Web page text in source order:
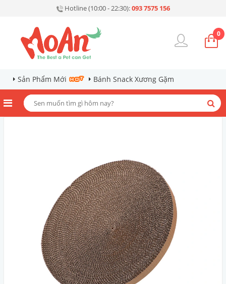
Hotline (10:00 - 22:30):093 7575 156
0
Sản Phẩm Mới Bánh Snack Xương Gặm